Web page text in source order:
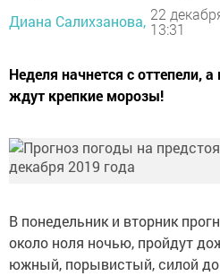
Диана Салихзанова, 22
13:31
Неделя начнется с оттепели,
ждут крепкие морозы!
В понедельник и вторник
около ноля ночью, пройдут
южный, порывистый, силой до